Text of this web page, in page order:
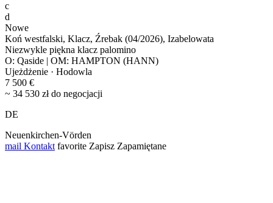
c
d
Nowe
Koń westfalski, Klacz, Źrebak (04/2026), Izabelowata
Niezwykle piękna klacz palomino
O: Qaside | OM: HAMPTON (HANN)
Ujeżdżenie · Hodowla
7 500 €
~ 34 530 zł do negocjacji
DE
Neuenkirchen-Vörden
mail Kontakt favorite Zapisz Zapamiętane